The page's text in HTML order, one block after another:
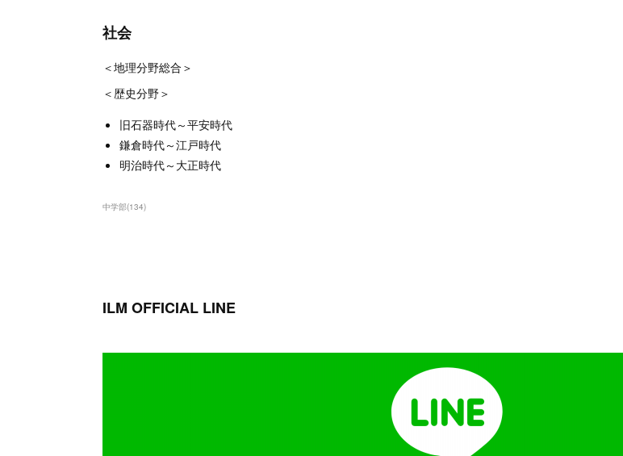
社会
＜地理分野総合＞
＜歴史分野＞
旧石器時代～平安時代
鎌倉時代～江戸時代
明治時代～大正時代
中学部(134)
ILM OFFICIAL LINE